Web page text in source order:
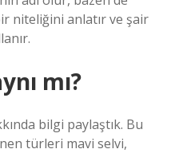
niteliğini anlatır ve şair
mı?
bilgi paylaştık. Bu
türleri mavi selvi,